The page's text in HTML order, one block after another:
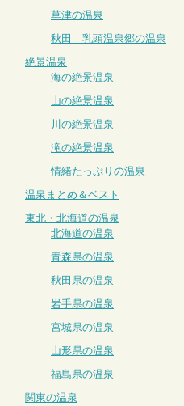
草津の温泉
秋田 乳頭温泉郷の温泉
絶景温泉
海の絶景温泉
山の絶景温泉
川の絶景温泉
滝の絶景温泉
情緒たっぷりの温泉
温泉まとめ＆ベスト
東北・北海道の温泉
北海道の温泉
青森県の温泉
秋田県の温泉
岩手県の温泉
宮城県の温泉
山形県の温泉
福島県の温泉
関東の温泉